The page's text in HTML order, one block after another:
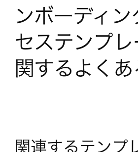
ンボーディン
セステンプレ
関するよくあ
関連するテンプ